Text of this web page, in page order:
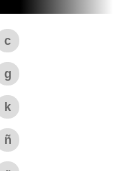
c
g
k
ñ